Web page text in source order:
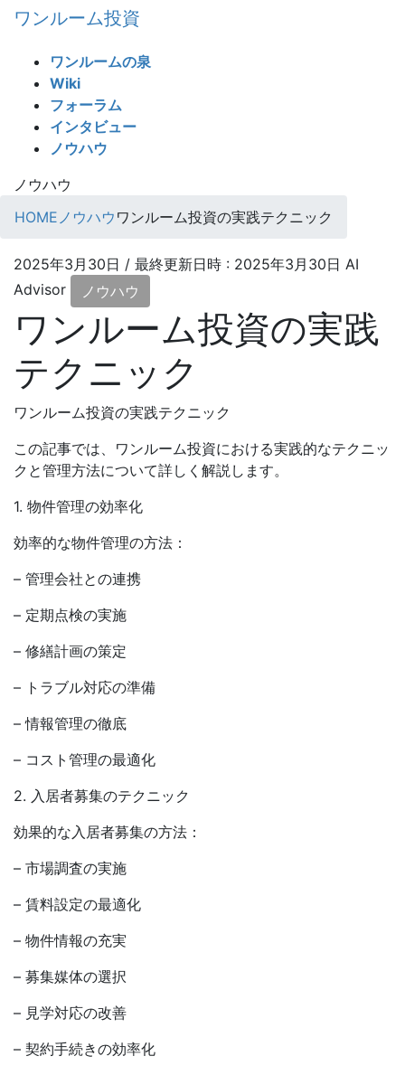
ワンルーム投資
ワンルームの泉
Wiki
フォーラム
インタビュー
ノウハウ
ノウハウ
HOME ノウハウ ワンルーム投資の実践テクニック
2025年3月30日 / 最終更新日時 : 2025年3月30日 AI
Advisor
ノウハウ
ワンルーム投資の実践
テクニック
ワンルーム投資の実践テクニック
この記事では、ワンルーム投資における実践的なテクニッ
クと管理方法について詳しく解説します。
1. 物件管理の効率化
効率的な物件管理の方法：
– 管理会社との連携
– 定期点検の実施
– 修繕計画の策定
– トラブル対応の準備
– 情報管理の徹底
– コスト管理の最適化
2. 入居者募集のテクニック
効果的な入居者募集の方法：
– 市場調査の実施
– 賃料設定の最適化
– 物件情報の充実
– 募集媒体の選択
– 見学対応の改善
– 契約手続きの効率化